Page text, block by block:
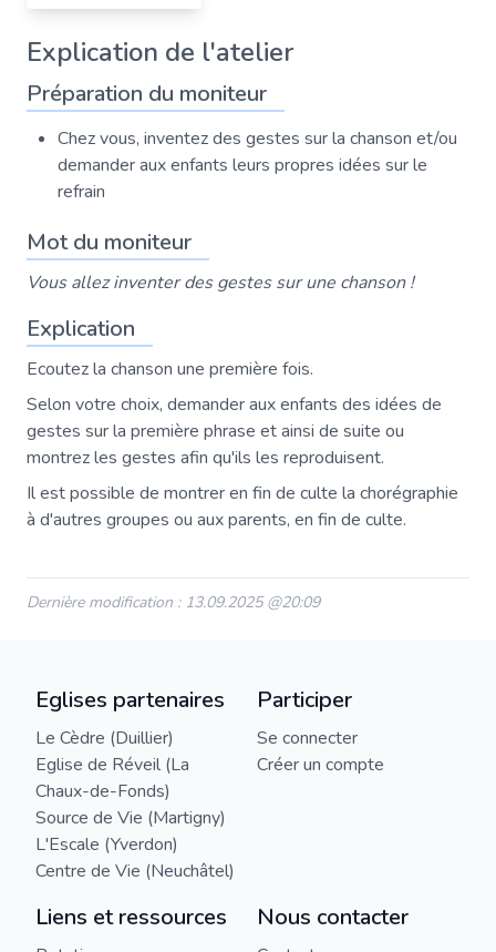
Explication de l'atelier
Préparation du moniteur
Chez vous, inventez des gestes sur la chanson et/ou
demander aux enfants leurs propres idées sur le
refrain
Mot du moniteur
Vous allez inventer des gestes sur une chanson !
Explication
Ecoutez la chanson une première fois.
Selon votre choix, demander aux enfants des idées de
gestes sur la première phrase et ainsi de suite ou
montrez les gestes afin qu'ils les reproduisent.
Il est possible de montrer en fin de culte la chorégraphie
à d'autres groupes ou aux parents, en fin de culte.
Dernière modification : 13.09.2025 @20:09
Eglises partenaires
Le Cèdre (Duillier)
Eglise de Réveil (La
Chaux-de-Fonds)
Source de Vie (Martigny)
L'Escale (Yverdon)
Centre de Vie (Neuchâtel)
Participer
Se connecter
Créer un compte
Liens et ressources Nous contacter